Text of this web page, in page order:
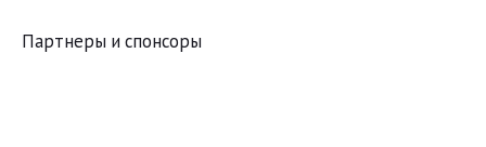
Партнеры и спонсоры